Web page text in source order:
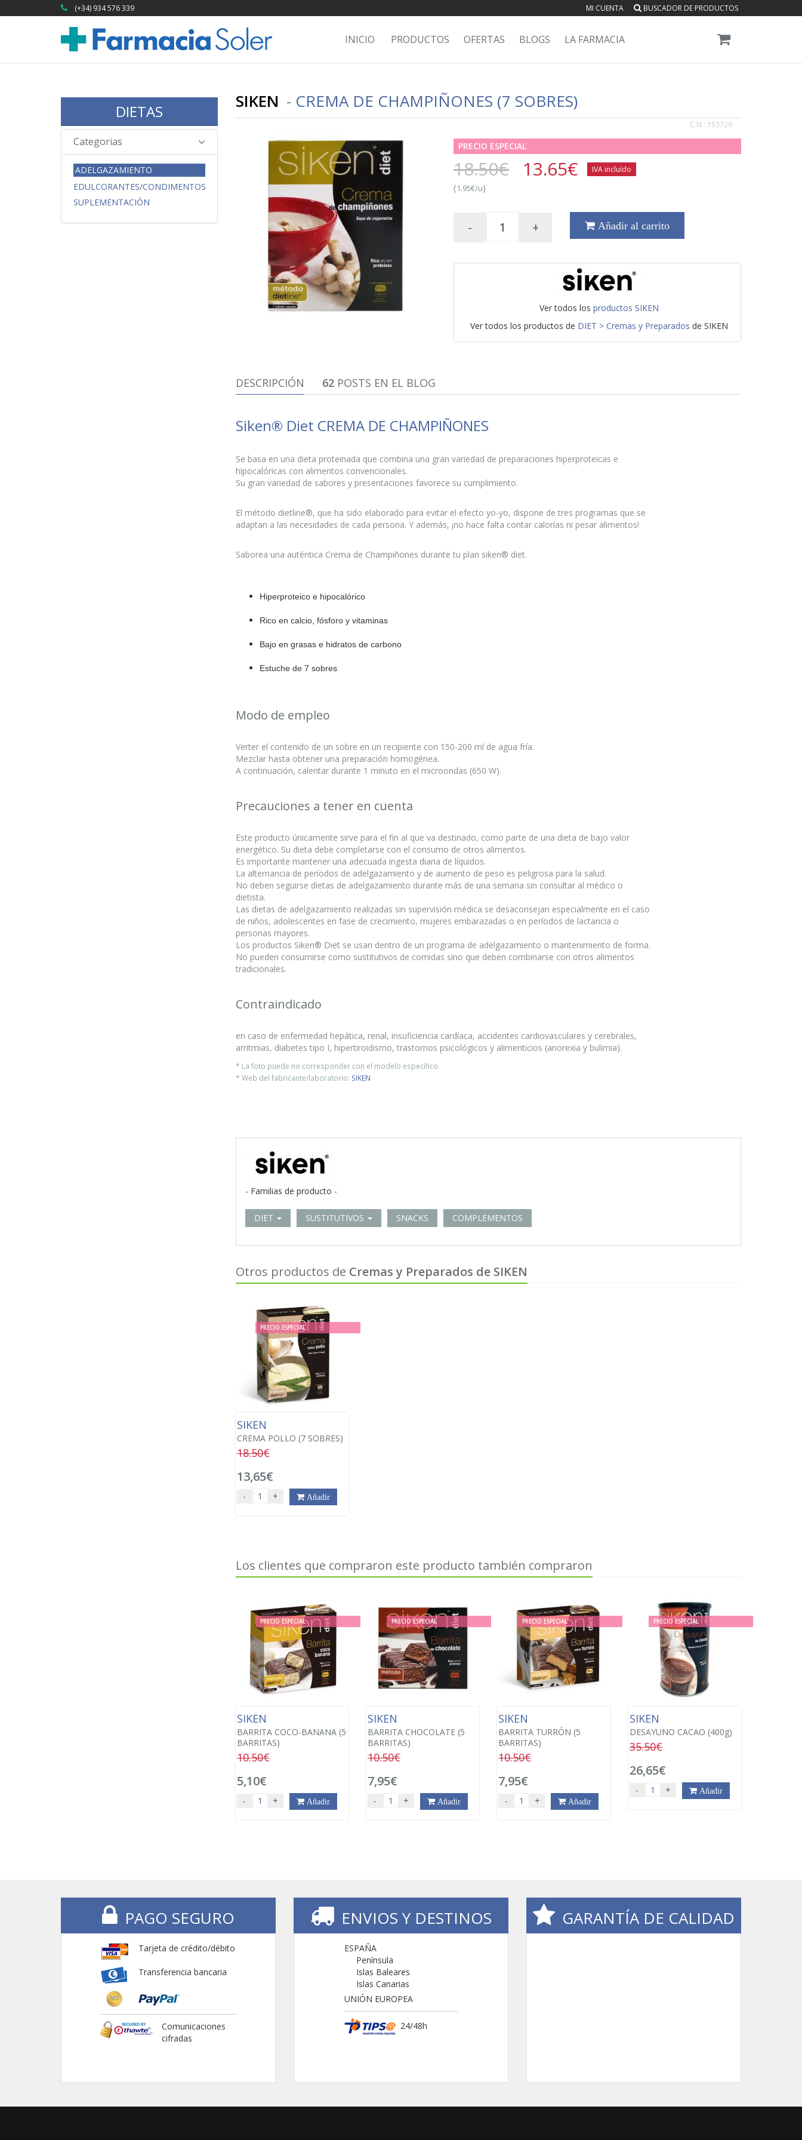
(+34) 934 576 339 MI CUENTA BUSCADOR DE PRODUCTOS
INICIO PRODUCTOS OFERTAS BLOGS LA FARMACIA
DIETAS
Categorias
ADELGAZAMIENTO
EDULCORANTES/CONDIMENTOS
SUPLEMENTACIÓN
SIKEN - CREMA DE CHAMPIÑONES (7 SOBRES)
C.N.: 153729
PRECIO ESPECIAL
18.50€ 13.65€ IVA incluído
(1.95€/u)
- + Añadir al carrito
Ver todos los productos SIKEN
Ver todos los productos de DIET > Cremas y Preparados de SIKEN
DESCRIPCIÓN 62POSTS EN EL BLOG
Siken® Diet CREMA DE CHAMPIÑONES
Se basa en una dieta proteinada que combina una gran variedad de preparaciones hiperproteicas e
hipocalóricas con alimentos convencionales.
Su gran variedad de sabores y presentaciones favorece su cumplimiento.
El método dietline®, que ha sido elaborado para evitar el efecto yo-yo, dispone de tres programas que se
adaptan a las necesidades de cada persona. Y además, ¡no hace falta contar calorías ni pesar alimentos!
Saborea una auténtica Crema de Champiñones durante tu plan siken® diet.
Hiperproteico e hipocalórico
Rico en calcio, fósforo y vitaminas
Bajo en grasas e hidratos de carbono
Estuche de 7 sobres
Modo de empleo
Verter el contenido de un sobre en un recipiente con 150-200 ml de agua fría.
Mezclar hasta obtener una preparación homogénea.
A continuación, calentar durante 1 minuto en el microondas (650 W).
Precauciones a tener en cuenta
Este producto únicamente sirve para el fin al que va destinado, como parte de una dieta de bajo valor
energético. Su dieta debe completarse con el consumo de otros alimentos.
Es importante mantener una adecuada ingesta diaria de líquidos.
La alternancia de períodos de adelgazamiento y de aumento de peso es peligrosa para la salud.
No deben seguirse dietas de adelgazamiento durante más de una semana sin consultar al médico o
dietista.
Las dietas de adelgazamiento realizadas sin supervisión médica se desaconsejan especialmente en el caso
de niños, adolescentes en fase de crecimiento, mujeres embarazadas o en períodos de lactancia o
personas mayores.
Los productos Siken® Diet se usan dentro de un programa de adelgazamiento o mantenimiento de forma.
No pueden consumirse como sustitutivos de comidas sino que deben combinarse con otros alimentos
tradicionales.
Contraindicado
en caso de enfermedad hepática, renal, insuficiencia cardíaca, accidentes cardiovasculares y cerebrales,
arritmias, diabetes tipo I, hipertiroidismo, trastornos psicológicos y alimenticios (anorexia y bulimia).
* La foto puede no corresponder con el modelo específico
* Web del fabricante/laboratorio: SIKEN
- Familias de producto -
DIET SUSTITUTIVOS SNACKS COMPLEMENTOS
Otros productos de Cremas y Preparados de SIKEN
PRECIO ESPECIAL
SIKEN
CREMA POLLO (7 SOBRES)
18.50€
13,65€
- + Añadir
Los clientes que compraron este producto también compraron
PRECIO ESPECIAL
SIKEN
BARRITA COCO-BANANA (5
BARRITAS)
10.50€
5,10€
- + Añadir
PRECIO ESPECIAL
SIKEN
BARRITA CHOCOLATE (5
BARRITAS)
10.50€
7,95€
- + Añadir
PRECIO ESPECIAL
SIKEN
BARRITA TURRÓN (5
BARRITAS)
10.50€
7,95€
- + Añadir
PRECIO ESPECIAL
SIKEN
DESAYUNO CACAO (400g)
35.50€
26,65€
- + Añadir
PAGO SEGURO
Tarjeta de crédito/débito
Transferencia bancaria
Comunicaciones
cifradas
ENVIOS Y DESTINOS
ESPAÑA
Península
Islas Baleares
Islas Canarias
UNIÓN EUROPEA
24/48h
GARANTÍA DE CALIDAD